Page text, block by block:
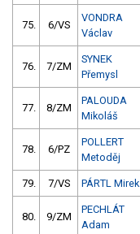
75. 6/VS
VONDRA
Václav
76. 7/ZM
SYNEK
Přemysl
77. 8/ZM
PALOUDA
Mikoláš
78. 6/PZ
POLLERT
Metoděj
79. 7/VS PÁRTL Mirek
80. 9/ZM
PECHLÁT
Adam